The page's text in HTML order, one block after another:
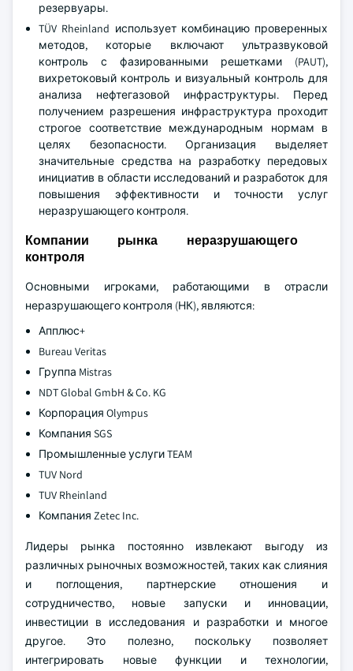
резервуары.
TÜV Rheinland использует комбинацию проверенных
методов, которые включают ультразвуковой
контроль с фазированными решетками (PAUT),
вихретоковый контроль и визуальный контроль для
анализа нефтегазовой инфраструктуры. Перед
получением разрешения инфраструктура проходит
строгое соответствие международным нормам в
целях безопасности. Организация выделяет
значительные средства на разработку передовых
инициатив в области исследований и разработок для
повышения эффективности и точности услуг
неразрушающего контроля.
Компании рынка неразрушающего
контроля
Основными игроками, работающими в отрасли
неразрушающего контроля (НК), являются:
Апплюс+
Bureau Veritas
Группа Mistras
NDT Global GmbH & Co. KG
Корпорация Olympus
Компания SGS
Промышленные услуги TEAM
TUV Nord
TUV Rheinland
Компания Zetec Inc.
Лидеры рынка постоянно извлекают выгоду из
различных рыночных возможностей, таких как слияния
и поглощения, партнерские отношения и
сотрудничество, новые запуски и инновации,
инвестиции в исследования и разработки и многое
другое. Это полезно, поскольку позволяет
интегрировать новые функции и технологии,